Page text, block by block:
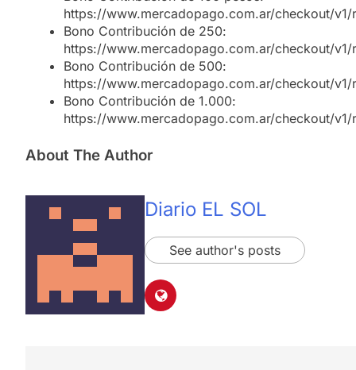
https://www.mercadopago.com.ar/checkout/
Bono Contribución de 250:
https://www.mercadopago.com.ar/checkout/
Bono Contribución de 500:
https://www.mercadopago.com.ar/checkout/
Bono Contribución de 1.000:
https://www.mercadopago.com.ar/checkout/
About The Author
Diario EL SOL
See author's posts